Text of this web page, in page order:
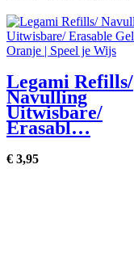
Legami Refills/
Navulling
Uitwisbare/
Erasabl…
€ 3,95